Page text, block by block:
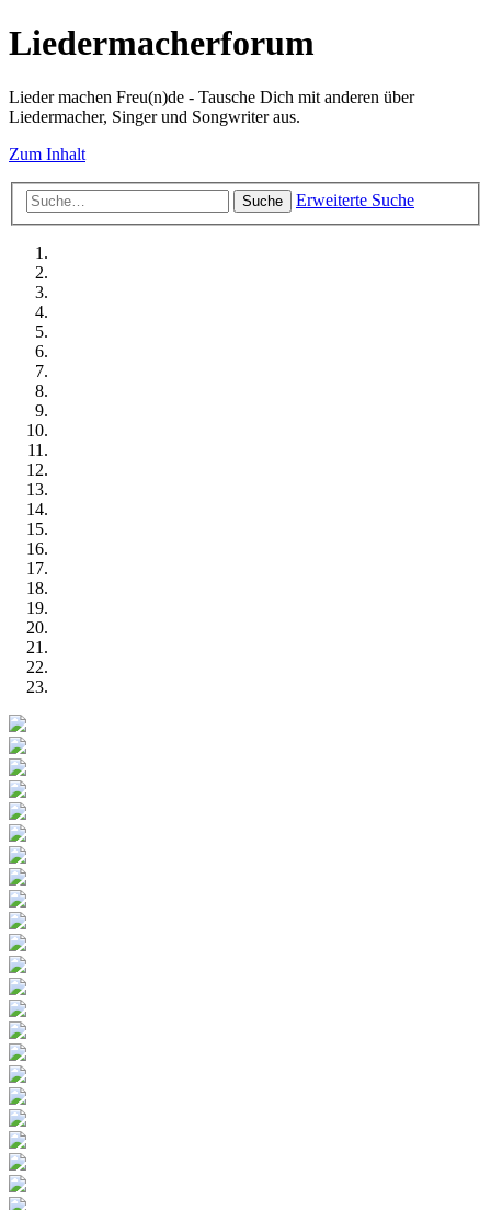
Liedermacherforum
Lieder machen Freu(n)de - Tausche Dich mit anderen über
Liedermacher, Singer und Songwriter aus.
Zum Inhalt
Suche Erweiterte Suche